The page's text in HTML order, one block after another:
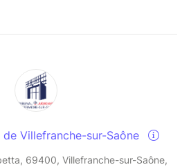
Villefranche-sur-Saône
69400, Villefranche-sur-Saône,